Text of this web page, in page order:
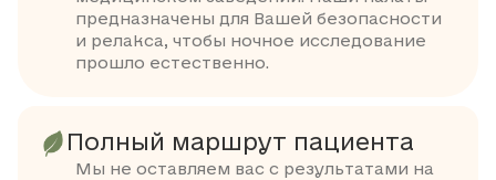
предназначены для Вашей безопасности
и релакса, чтобы ночное исследование
прошло естественно.
Полный маршрут пациента
Мы не оставляем вас с результатами на